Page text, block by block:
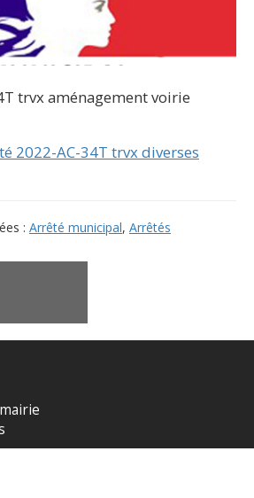
trvx aménagement voirie
2022-AC-34T trvx diverses
: Arrêté municipal, Arrêtés